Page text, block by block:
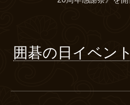
囲碁の日イベン